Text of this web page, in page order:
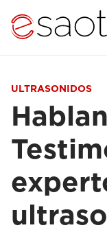
ULTRASONIDOS